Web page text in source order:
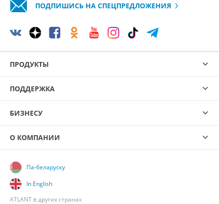
ПОДПИШИСЬ НА СПЕЦПРЕДЛОЖЕНИЯ
ПРОДУКТЫ
ПОДДЕРЖКА
БИЗНЕСУ
О КОМПАНИИ
Па-беларуску
In English
ATLANT в других странах